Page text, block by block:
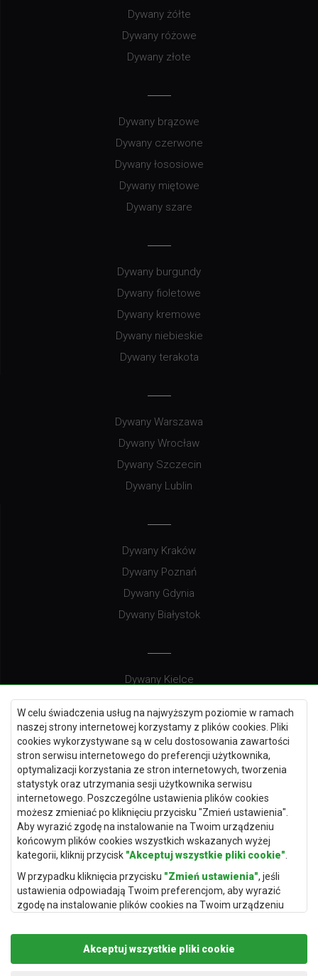
W celu świadczenia usług na najwyższym poziomie w ramach
naszej strony internetowej korzystamy z plików cookies. Pliki
cookies wykorzystywane są w celu dostosowania zawartości
stron serwisu internetowego do preferencji użytkownika,
optymalizacji korzystania ze stron internetowych, tworzenia
statystyk oraz utrzymania sesji użytkownika serwisu
internetowego. Poszczególne ustawienia plików cookies
możesz zmieniać po kliknięciu przycisku "Zmień ustawienia".
Aby wyrazić zgodę na instalowanie na Twoim urządzeniu
końcowym plików cookies wszystkich wskazanych wyżej
kategorii, kliknij przycisk "Akceptuj wszystkie pliki cookie"
W przypadku kliknięcia przycisku "Zmień ustawienia", jeśli
ustawienia odpowiadają Twoim preferencjom, aby wyrazić
zgodę na instalowanie plików cookies na Twoim urządzeniu
"Zapisz i zaakceptuj".
Podstawą przetwarzania danych osobowych, w zakresie w
Akceptuj wszystkie pliki cookie
Dywany żółte
Dywany różowe
Dywany złote
Dywany brązowe
Dywany czerwone
Dywany łososiowe
Dywany miętowe
Dywany szare
Dywany burgundy
Dywany fioletowe
Dywany kremowe
Dywany niebieskie
Dywany terakota
Dywany Warszawa
Dywany Wrocław
Dywany Szczecin
Dywany Lublin
Dywany Kraków
Dywany Poznań
Dywany Gdynia
Dywany Białystok
Dywany Kielce
Dywany Gdańsk
Dywany Toruń
Dywany Bydgoszcz
Dywany Łódź
Dywany Katowice
Dywany Rzeszów
Dywany Częstochowa